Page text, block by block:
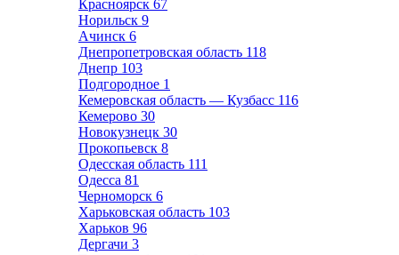
Красноярск 67
Норильск 9
Ачинск 6
Днепропетровская область 118
Днепр 103
Подгородное 1
Кемеровская область — Кузбасс 116
Кемерово 30
Новокузнецк 30
Прокопьевск 8
Одесская область 111
Одесса 81
Черноморск 6
Харьковская область 103
Харьков 96
Дергачи 3